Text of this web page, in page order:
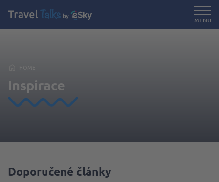
MENU
Inspirace
Doporučené články